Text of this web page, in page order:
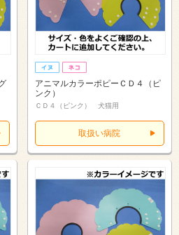
アニマルカラーポピーＣＤ４（ピ
ンク）
ＣＤ４（ピンク） 犬猫用
取扱い病院